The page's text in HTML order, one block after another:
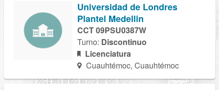
Universidad de Londres
Plantel Medellin
CCT 09PSU0387W
Turno: Discontinuo
Licenciatura
Cuauhtémoc, Cuauhtémoc